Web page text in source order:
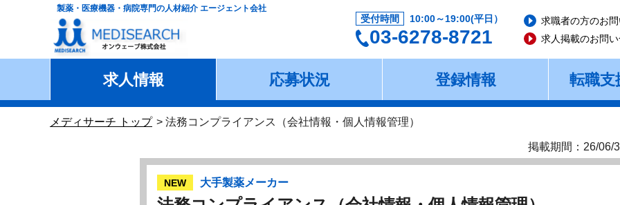
製薬・医療機器・病院専門の人材紹介 エージェント会社
受付時間 10:00～19:00(平日）
03-6278-8721
求職者の方のお
求人掲載のお問
求人情報 応募状況 登録情報 転職支
メディサーチ トップ 法務コンプライアンス（会社情報・個人情報管理）
掲載期間：26/
NEW 大手製薬メーカー